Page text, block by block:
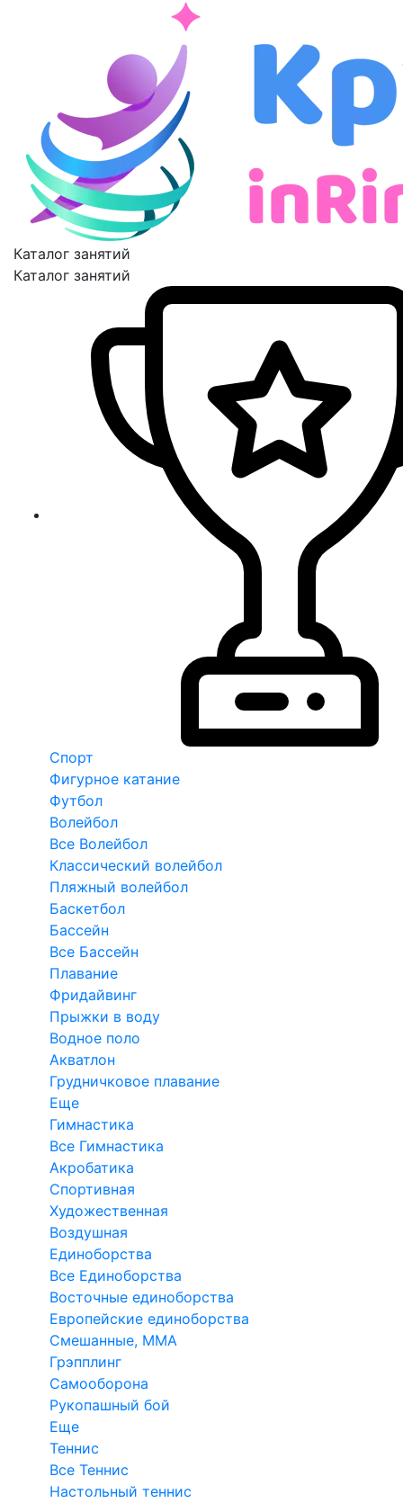
Каталог занятий
Каталог занятий
Спорт
Фигурное катание
Футбол
Волейбол
Все Волейбол
Классический волейбол
Пляжный волейбол
Баскетбол
Бассейн
Все Бассейн
Плавание
Фридайвинг
Прыжки в воду
Водное поло
Акватлон
Грудничковое плавание
Еще
Гимнастика
Все Гимнастика
Акробатика
Спортивная
Художественная
Воздушная
Единоборства
Все Единоборства
Восточные единоборства
Европейские единоборства
Смешанные, ММА
Грэпплинг
Самооборона
Рукопашный бой
Еще
Теннис
Все Теннис
Настольный теннис